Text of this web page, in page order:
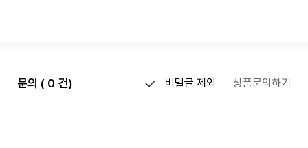
문의 ( 0 건) 비밀글 제외 상품문의하기